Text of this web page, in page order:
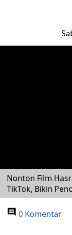
Nonton Film
TikTok, Bikin
0 Komentar